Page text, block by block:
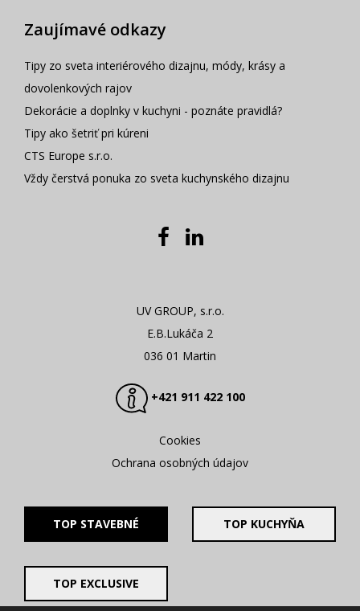
Zaujímavé odkazy
Tipy zo sveta interiérového dizajnu, módy, krásy a
dovolenkových rajov
Dekorácie a doplnky v kuchyni - poznáte pravidlá?
Tipy ako šetriť pri kúreni
CTS Europe s.r.o.
Vždy čerstvá ponuka zo sveta kuchynského dizajnu
UV GROUP, s.r.o.
E.B.Lukáča 2
036 01 Martin
+421 911 422 100
Cookies
Ochrana osobných údajov
TOP STAVEBNÉ TOP KUCHYŇA
TOP EXCLUSIVE